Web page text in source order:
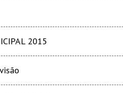
2015